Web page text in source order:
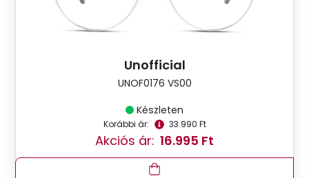
Unofficial
UNOF0176 VS00
Készleten
Korábbi ár: 33.990 Ft
Akciós ár: 16.995 Ft